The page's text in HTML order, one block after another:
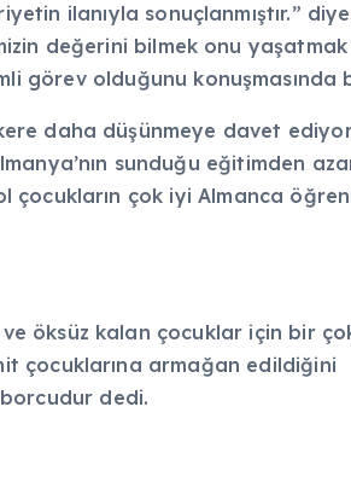
ilanıyla sonuçlanmıştır.”
değerini bilmek onu
görev olduğunu konuşmasında
daha düşünmeye davet
sunduğu eğitimden
çocukların çok iyi Almanca
öksüz kalan çocuklar için bir
çocuklarına armağan edildiğini
dedi.